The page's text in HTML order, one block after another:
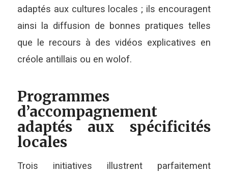
adaptés aux cultures locales ; ils encouragent
ainsi la diffusion de bonnes pratiques telles
que le recours à des vidéos explicatives en
créole antillais ou en wolof.
Programmes
d’accompagnement
adaptés aux spécificités
locales
Trois initiatives illustrent parfaitement